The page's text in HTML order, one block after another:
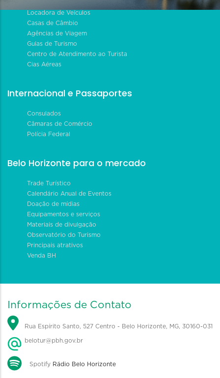
Locadora de Veículos
Casas de Câmbio
Agências de Viagem
Guias de Turismo
Centro de Atendimento ao Turista
Cias Aéreas
Internacional e Passaportes
Consulados
Câmaras de Comércio
Polícia Federal
Belo Horizonte para o mercado
Trade Turístico
Calendário Anual de Eventos
Doação de mídias
Equipamentos e serviços
Materiais de divulgação
Observatório do Turismo
Principais atrativos
Venda BH
Informações de Contato
Rua Espírito Santo, 527 Centro - Belo Horizonte, MG, 30160-031
belotur@pbh.gov.br
Spotify Rádio Belo Horizonte